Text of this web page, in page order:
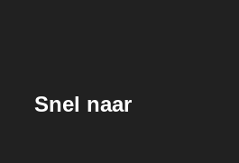
Snel naar